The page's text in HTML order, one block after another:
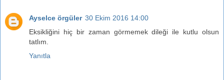
Ayselce örgüler 30 Ekim 2016 14:00
Eksikliğini hiç bir zaman görmemek dileği ile kutlu olsun
tatlım.
Yanıtla